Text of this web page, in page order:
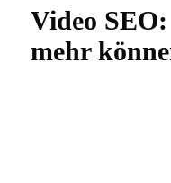
Video
mehr